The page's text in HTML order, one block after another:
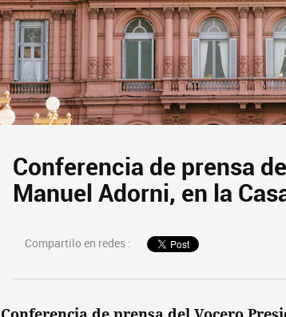
Conferencia de prensa
Manuel Adorni, en la
Compartilo en redes :